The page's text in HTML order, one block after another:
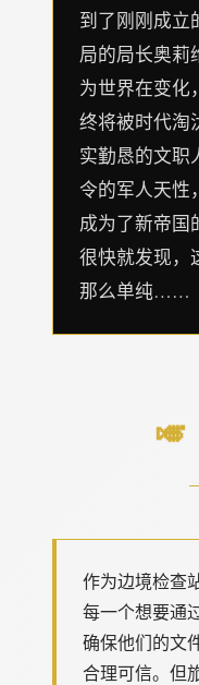
到了刚刚成立
局的局长奥莉
为世界在变化
终将被时代淘
实勤恳的文职
令的军人天性
成为了新帝国
很快就发现，
那么单纯……
🎺
作为边境检查
每一个想要通
确保他们的文
合理可信。但